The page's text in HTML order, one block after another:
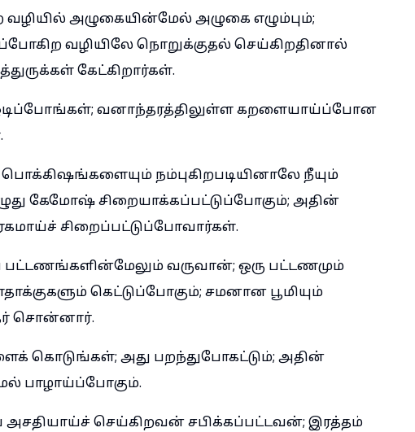
வழியில் அழுகையின்மேல் அழுகை எழும்பும்;
வழியிலே நொறுக்குதல் செய்கிறதினால்
கேட்கிறார்கள்.
வனாந்தரத்திலுள்ள கறளையாய்ப்போன
நம்புகிறபடியினாலே நீயும்
கேமோஷ் சிறையாக்கப்பட்டுப்போகும்; அதின்
ஏகமாய்ச் சிறைப்பட்டுப்போவார்கள்.
பட்டணங்களின்மேலும் வருவான்; ஒரு பட்டணமும்
கெட்டுப்போகும்; சமனான பூமியும்
சொன்னார்.
கொடுங்கள்; அது பறந்துபோகட்டும்; அதின்
பாழாய்ப்போகும்.
செய்கிறவன் சபிக்கப்பட்டவன்; இரத்தம்